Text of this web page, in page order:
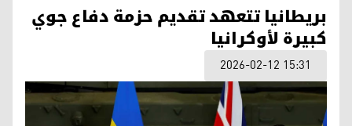
بريطانيا تتعهد تقديم حزمة دفاع جوي
كبيرة لأوكرانيا
2026-02-12 15:31